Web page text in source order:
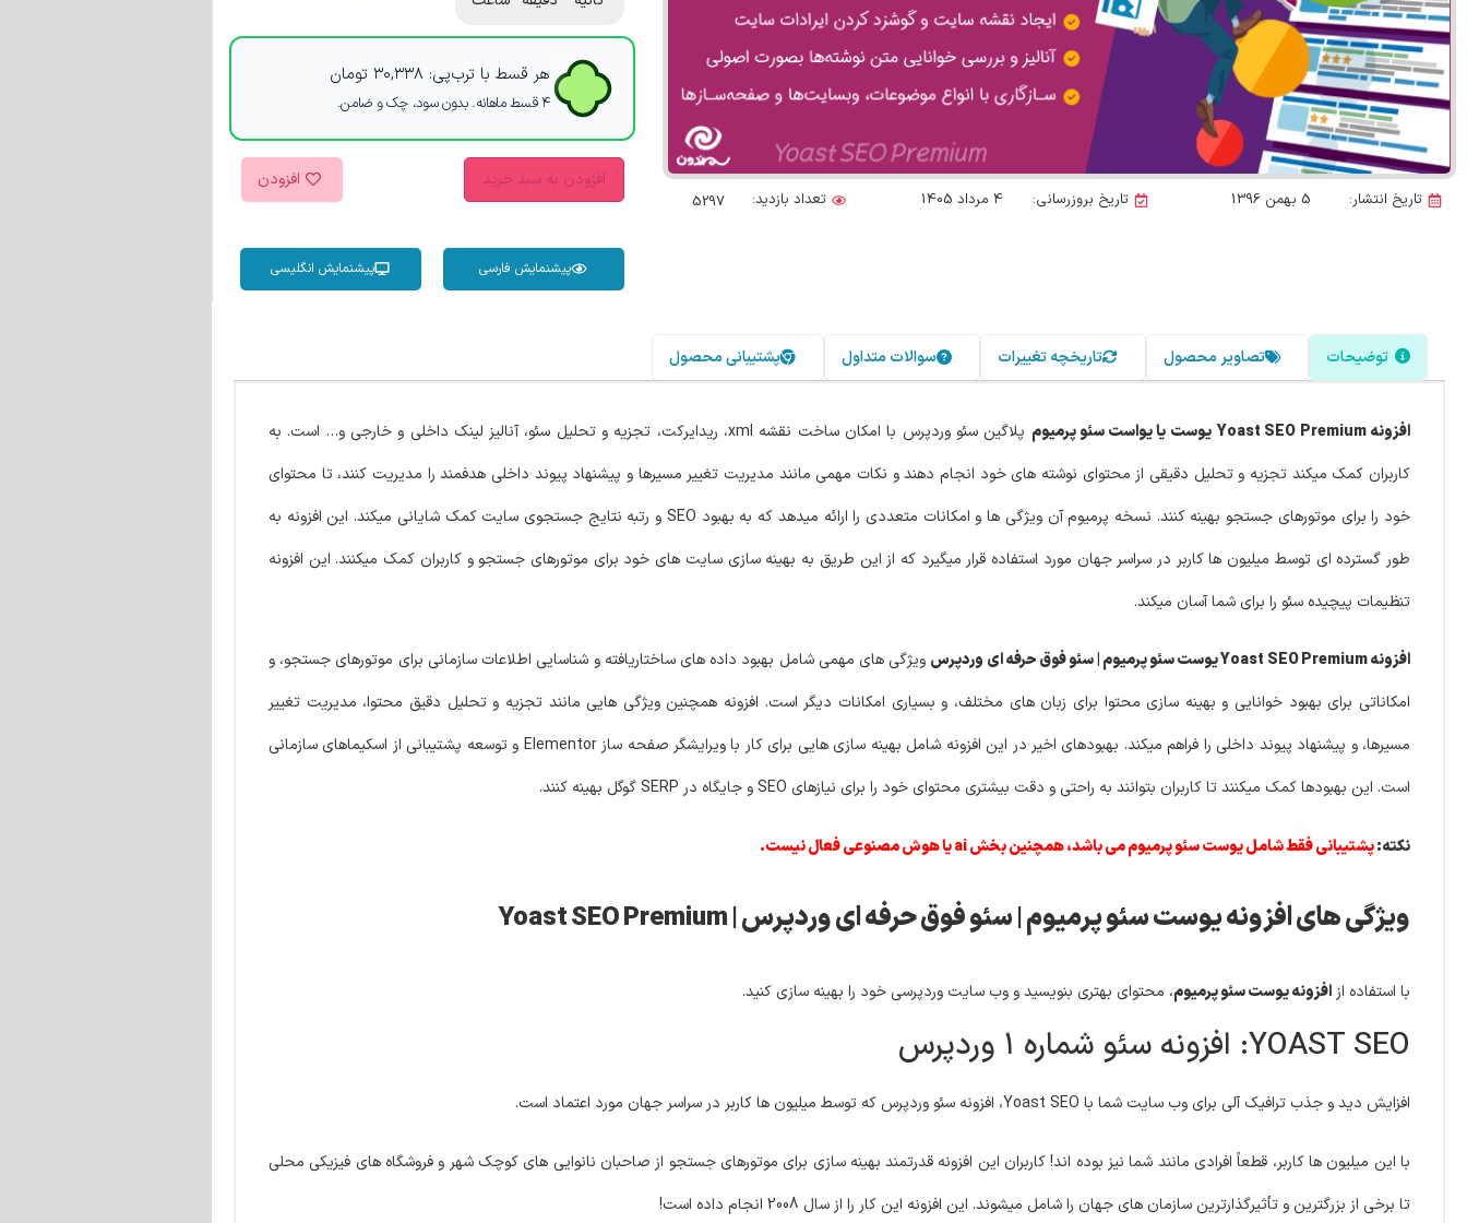
تاریخ انتشار: 5 بهمن 1396 تاریخ بروزرسانی: 4 مرداد 1405 تعداد بازدید: 5297
هر قسط با ترب‌پی:۳۰,۳۳۸ تومان
۴ قسط ماهانه. بدون سود، چک و ضامن.
افزودن به سبد خرید افزودن
پیشنمایش فارسی پیشنمایش انگلیسی
توضیحات تصاویر محصول تاریخچه تغییرات سوالات متداول پشتیبانی محصول
افزونه Yoast SEO Premium یوست یا یواست سئو پرمیوم
پلاگین سئو وردپرس با امکان ساخت نقشه xml، ریدایرکت، تجزیه و تحلیل سئو، آنالیز لینک داخلی و خارجی و… است. به
کاربران کمک میکند تجزیه و تحلیل دقیقی از محتوای نوشته های خود انجام دهند و نکات مهمی مانند مدیریت تغییر مسیرها و پیشنهاد پیوند داخلی هدفمند را مدیریت کنند، تا محتوای
خود را برای موتورهای جستجو بهینه کنند. نسخه پرمیوم آن ویژگی ها و امکانات متعددی را ارائه میدهد که به بهبود SEO و رتبه نتایج جستجوی سایت کمک شایانی میکند. این افزونه به
طور گسترده ای توسط میلیون ها کاربر در سراسر جهان مورد استفاده قرار میگیرد که از این طریق به بهینه سازی سایت های خود برای موتورهای جستجو و کاربران کمک میکنند​​. این افزونه
تنظیمات پیچیده سئو را برای شما آسان میکند.
افزونه Yoast SEO Premium یوست سئو پرمیوم | سئو فوق حرفه ای وردپرس
ویژگی های مهمی شامل بهبود داده های ساختاریافته و شناسایی اطلاعات سازمانی برای موتورهای جستجو، و
امکاناتی برای بهبود خوانایی و بهینه سازی محتوا برای زبان های مختلف، و بسیاری امکانات دیگر است. افزونه همچنین ویژگی هایی مانند تجزیه و تحلیل دقیق محتوا، مدیریت تغییر
مسیرها، و پیشنهاد پیوند داخلی را فراهم میکند. بهبودهای اخیر در این افزونه شامل بهینه سازی هایی برای کار با ویرایشگر صفحه ساز Elementor و توسعه پشتیبانی از اسکیماهای سازمانی
است. این بهبودها کمک میکنند تا کاربران بتوانند به راحتی و دقت بیشتری محتوای خود را برای نیازهای SEO و جایگاه در SERP گوگل بهینه کنند​​.
نکته:پشتیبانی فقط شامل یوست سئو پرمیوم می باشد، همچنین بخش ai یا هوش مصنوعی فعال نیست.
ویژگی های افزونه یوست سئو پرمیوم | سئو فوق حرفه ای وردپرس | Yoast SEO Premium
با استفاده از افزونه یوست سئو پرمیوم، محتوای بهتری بنویسید و وب سایت وردپرسی خود را بهینه سازی کنید.
YOAST SEO: افزونه سئو شماره ۱ وردپرس
افزایش دید و جذب ترافیک آلی برای وب سایت شما با Yoast SEO، افزونه سئو وردپرس که توسط میلیون ها کاربر در سراسر جهان مورد اعتماد است.
با این میلیون ها کاربر، قطعاً افرادی مانند شما نیز بوده اند! کاربران این افزونه قدرتمند بهینه سازی برای موتورهای جستجو از صاحبان نانوایی های کوچک شهر و فروشگاه های فیزیکی محلی
تا برخی از بزرگترین و تأثیرگذارترین سازمان های جهان را شامل میشوند. این افزونه این کار را از سال 2008 انجام داده است!